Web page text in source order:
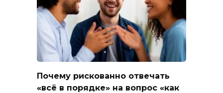
Почему рискованно отвечать
«всё в порядке» на вопрос «как